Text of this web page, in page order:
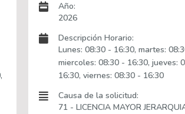
Año:
2026
Descripción Horario:
Lunes: 08:30 - 16:30, martes:
miercoles: 08:30 - 16:30, jueves:
16:30, viernes: 08:30 - 16:30
Causa de la solicitud:
71 - LICENCIA MAYOR